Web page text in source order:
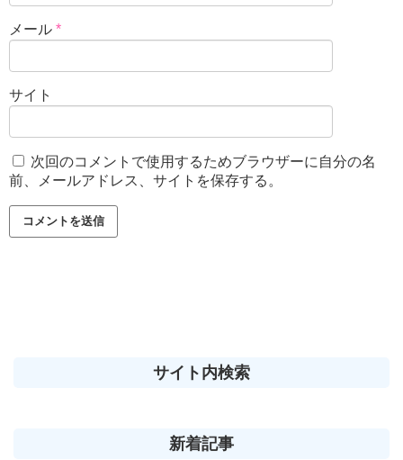
メール *
サイト
次回のコメントで使用するためブラウザーに自分の名
前、メールアドレス、サイトを保存する。
サイト内検索
新着記事